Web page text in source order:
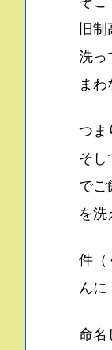
旧
洗っ
ま
つま
そし
でご
を洗
件（
んに
命名